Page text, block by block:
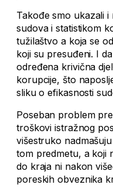
Takođe smo ukazali
sudova i statistikom
tužilaštvo a koja se
koji su presuđeni. I
određena krivična
korupcije, što
sliku o efikasnosti
Poseban problem
troškovi istražnog
višestruko
tom predmetu, a koji
do kraja ni nakon
poreskih obveznika